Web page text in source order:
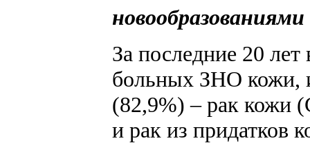
За последние 20
больных ЗНО кожи,
(82,9%) – рак кожи
и рак из придатков